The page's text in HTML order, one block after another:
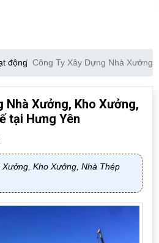
động Công Ty Xây Dựng Nhà
Nhà Xưởng, Kho Xưởng,
tại Hưng Yên
Kho Xưởng, Nhà Thép